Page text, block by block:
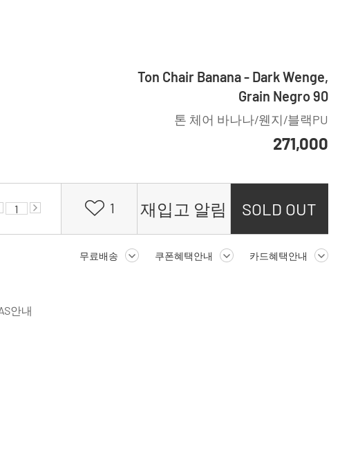
Ton Chair Banana - Dark Wenge,
Grain Negro 90
톤 체어 바나나/웬지/블랙PU
271,000
1 재입고 알림 SOLD OUT
무료배송 쿠폰혜택안내 카드혜택안내
안내